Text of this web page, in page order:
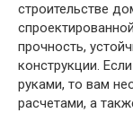
строительстве
прочность,
конструкции.
руками, то вам
расчетами, а